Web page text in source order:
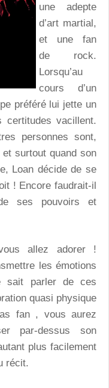
une adepte
d’art martial,
et une fan
de rock.
Lorsqu’au
cours d’un
préféré lui jette un
certitudes vacillent.
personnes sont,
surtout quand son
Loan décide de se
! Encore faudrait-il
de ses pouvoirs et
allez adorer !
les émotions
sait parler de ces
quasi physique
fan , vous aurez
par-dessus son
plus facilement
récit.